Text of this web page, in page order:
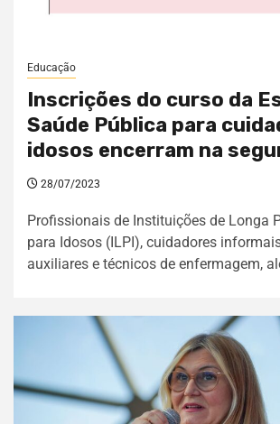
Educação
Inscrições do curso da
Saúde Pública para
idosos encerram na
28/07/2023
Profissionais de Instituições de Longa
para Idosos (ILPI), cuidadores
auxiliares e técnicos de enfermagem,